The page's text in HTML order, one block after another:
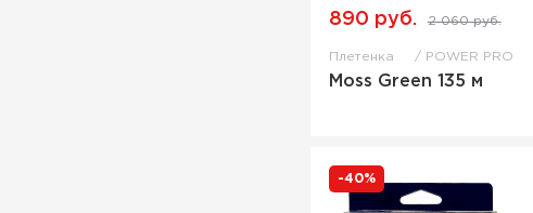
890 руб. 2 060 руб.
Плетенка POWER PRO
Moss Green 135 м
-40%